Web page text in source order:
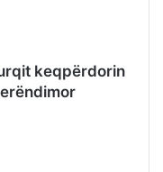
keqpërdorin